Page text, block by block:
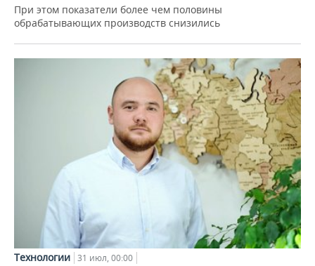
При этом показатели более чем половины
обрабатывающих производств снизились
Технологии 31 июл, 00:00